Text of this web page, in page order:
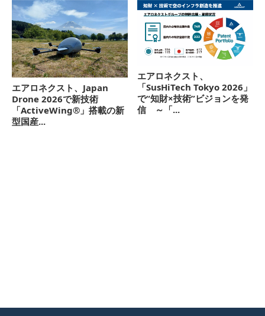
エアロネクスト、Japan
Drone 2026で新技術
「ActiveWing®」搭載の新
型国産...
エアロネクスト、
「SusHiTech Tokyo 2026」
で“知財×技術”ビジョンを発
信 ～「...